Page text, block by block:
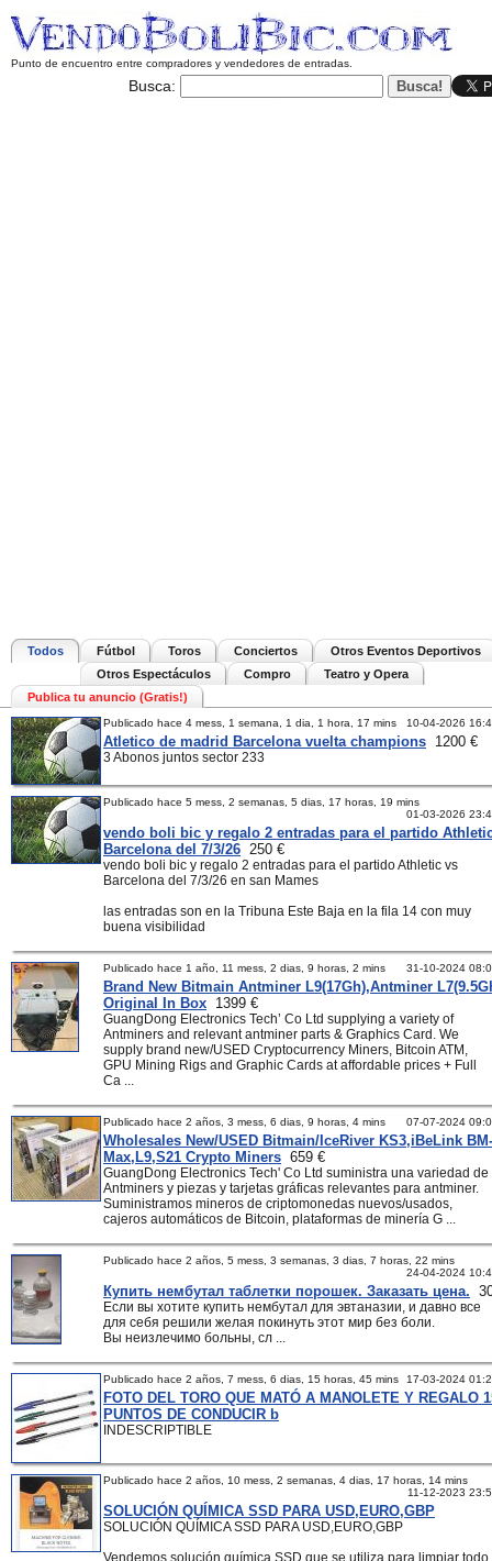
Punto de encuentro entre compradores y vendedores de entradas.
Busca:
Todos Fútbol Toros Conciertos
Otros Eventos Deportivos
Otros Espectáculos
Compro
Teatro y Opera
Publica tu anuncio (Gratis!)
Publicado hace 4 mess, 1 semana, 1 dia, 1 hora, 17 mins 10-04-2026
Atletico de madrid Barcelona vuelta champions 1200 €
3 Abonos juntos sector 233
Publicado hace 5 mess, 2 semanas, 5 dias, 17 horas, 19 mins
01-03-2026
vendo boli bic y regalo 2 entradas para el partido
Barcelona del 7/3/26 250 €
vendo boli bic y regalo 2 entradas para el partido Athletic vs
Barcelona del 7/3/26 en san Mames
las entradas son en la Tribuna Este Baja en la fila 14 con muy
buena visibilidad
Publicado hace 1 año, 11 mess, 2 dias, 9 horas, 2 mins 31-10-2024
Brand New Bitmain Antminer L9(17Gh),Antminer
Original In Box 1399 €
GuangDong Electronics Tech’ Co Ltd supplying a variety of
Antminers and relevant antminer parts & Graphics Card. We
supply brand new/USED Cryptocurrency Miners, Bitcoin ATM,
GPU Mining Rigs and Graphic Cards at affordable prices + Full
Ca ...
Publicado hace 2 años, 3 mess, 6 dias, 9 horas, 4 mins 07-07-2024
Wholesales New/USED Bitmain/IceRiver KS3,iBeLink
Max,L9,S21 Crypto Miners 659 €
GuangDong Electronics Tech' Co Ltd suministra una variedad de
Antminers y piezas y tarjetas gráficas relevantes para antminer.
Suministramos mineros de criptomonedas nuevos/usados,
cajeros automáticos de Bitcoin, plataformas de minería G ...
Publicado hace 2 años, 5 mess, 3 semanas, 3 dias, 7 horas, 22 mins
24-04-2024
Купить нембутал таблетки порошек. Заказать цена.
Если вы хотите купить нембутал для эвтаназии, и давно все
для себя решили желая покинуть этот мир без боли.
Вы неизлечимо больны, сл ...
Publicado hace 2 años, 7 mess, 6 dias, 15 horas, 45 mins 17-03-2024
FOTO DEL TORO QUE MATÓ A MANOLETE Y REGALO
PUNTOS DE CONDUCIR b
INDESCRIPTIBLE
Publicado hace 2 años, 10 mess, 2 semanas, 4 dias, 17 horas, 14 mins
11-12-2023
SOLUCIÓN QUÍMICA SSD PARA USD,EURO,GBP
SOLUCIÓN QUÍMICA SSD PARA USD,EURO,GBP
Vendemos solución química SSD que se utiliza para limpiar todo